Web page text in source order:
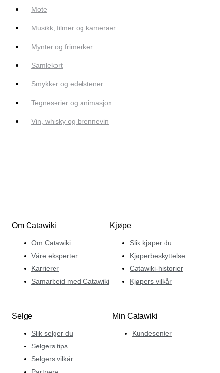
Mote
Musikk, filmer og kameraer
Mynter og frimerker
Samlekort
Smykker og edelstener
Tegneserier og animasjon
Vin, whisky og brennevin
Om Catawiki
Om Catawiki
Våre eksperter
Karrierer
Samarbeid med Catawiki
Kjøpe
Slik kjøper du
Kjøperbeskyttelse
Catawiki-historier
Kjøpers vilkår
Selge
Slik selger du
Selgers tips
Selgers vilkår
Partnere
Min Catawiki
Kundesenter